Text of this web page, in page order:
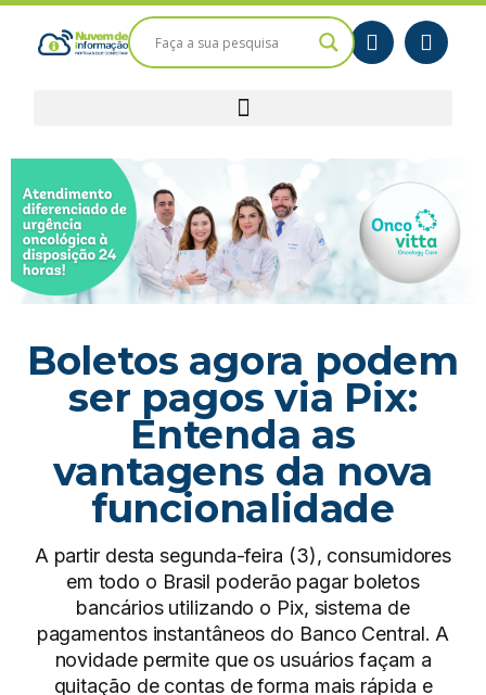
Boletos agora podem
ser pagos via Pix:
Entenda as
vantagens da nova
funcionalidade
A partir desta segunda-feira (3), consumidores
em todo o Brasil poderão pagar boletos
bancários utilizando o Pix, sistema de
pagamentos instantâneos do Banco Central. A
novidade permite que os usuários façam a
quitação de contas de forma mais rápida e